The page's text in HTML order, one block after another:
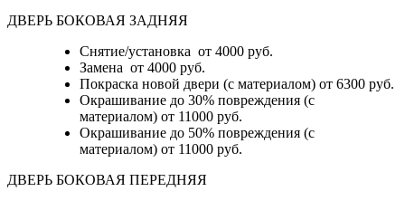
ДВЕРЬ БОКОВАЯ ЗАДНЯЯ
Снятие/установка от 4000 руб.
Замена от 4000 руб.
Покраска новой двери (с материалом) от 6300 руб.
Окрашивание до 30% повреждения (с
материалом) от 11000 руб.
Окрашивание до 50% повреждения (с
материалом) от 11000 руб.
ДВЕРЬ БОКОВАЯ ПЕРЕДНЯЯ